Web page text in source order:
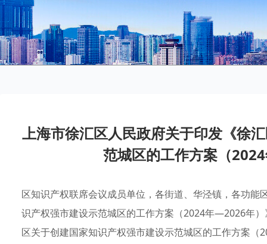
上海市徐汇区人民政府关于印发《徐
范城区的工作方案（
区知识产权联席会议成员单位，各街道、华泾镇，各功
识产权强市建设示范城区的工作方案（2024年—2026年
区关于创建国家知识产权强市建设示范城区的工作方案